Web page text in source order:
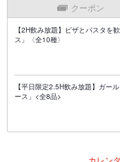
クーポン
【2H飲み放題】ピザとパスタを
ス」〈全10種〉
【平日限定2.5H飲み放題】ガー
ース」<全8品>
カレン